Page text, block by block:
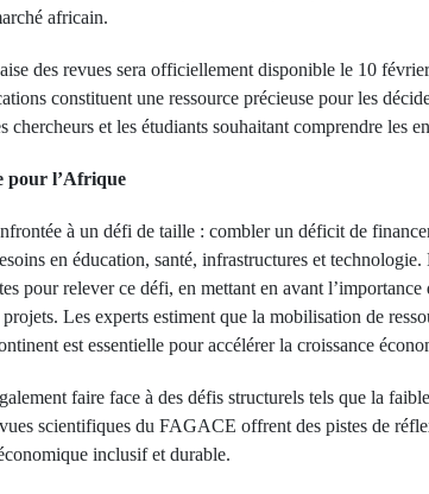
africain.
des revues sera officiellement disponible le 10
constituent une ressource précieuse pour les
chercheurs et les étudiants souhaitant comprendre les
pour l’Afrique
à un défi de taille : combler un déficit de
en éducation, santé, infrastructures et
pour relever ce défi, en mettant en avant
Les experts estiment que la mobilisation de
est essentielle pour accélérer la croissance
faire face à des défis structurels tels que la
scientifiques du FAGACE offrent des pistes de
inclusif et durable.